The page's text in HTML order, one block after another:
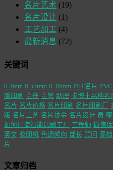
名片艺术 (19)
名片设计 (1)
工艺加工 (4)
最新消息 (72)
关键词
0.3mm 0.35mm 0.38mm PET名片
版印刷 主任 主管 助理 卡博士高档名
名片 名片价格 名片印刷 名片印刷厂
版 名片工艺 名片烫金 名片设计 员
如何打造智能印刷工厂 工程师 微信
英文 胶印机 色调倾向 部长 顾问 高
片
文章归档